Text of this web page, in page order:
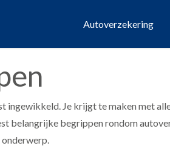
Autoverzekering
ingewikkeld. Je krijgt te maken met
belangrijke begrippen rondom